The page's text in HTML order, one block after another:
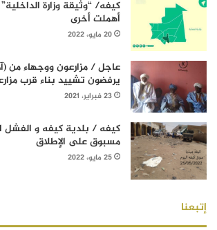
كيفه/ “وثيقة وزارة
أهملت أخرى
20 مايو، 2022
عاجل / مزارعون ووجهاء من
يرفضون تشييد بناء قرب
23 فبراير، 2021
كيفه / بلدية كيفه و الفشل
مسبوق على الإطلاق
25 مايو، 2022
إتبعنا